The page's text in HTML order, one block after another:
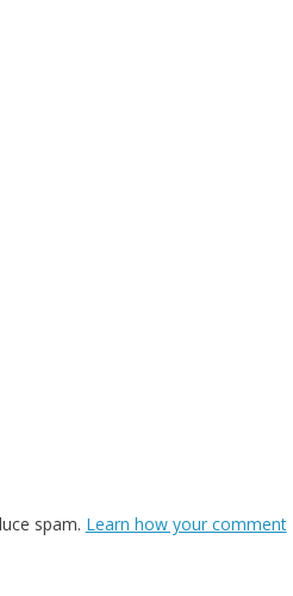
spam. Learn how your comment